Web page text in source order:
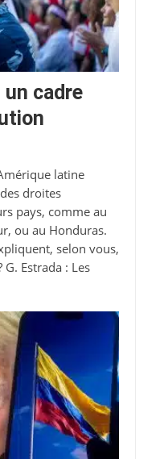
cadre
latine
droites
pays, comme au
ou au Honduras.
selon vous,
Estrada : Les